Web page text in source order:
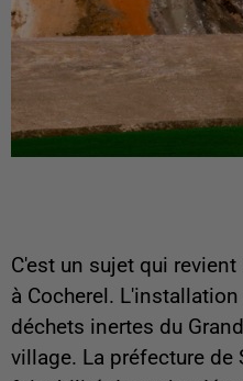
C'est un sujet qui
à Cocherel.
déchets inertes du
village. La préfecture de